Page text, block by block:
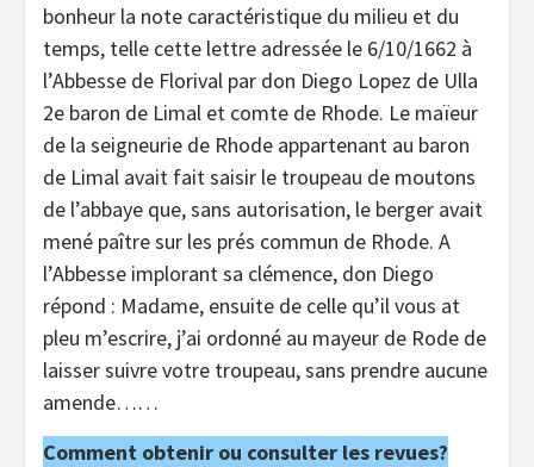
bonheur la note caractéristique du milieu et du
temps, telle cette lettre adressée le 6/10/1662 à
l’Abbesse de Florival par don Diego Lopez de Ulla
2e baron de Limal et comte de Rhode. Le maïeur
de la seigneurie de Rhode appartenant au baron
de Limal avait fait saisir le troupeau de moutons
de l’abbaye que, sans autorisation, le berger avait
mené paître sur les prés commun de Rhode. A
l’Abbesse implorant sa clémence, don Diego
répond : Madame, ensuite de celle qu’il vous at
pleu m’escrire, j’ai ordonné au mayeur de Rode de
laisser suivre votre troupeau, sans prendre aucune
amende……
Comment obtenir ou consulter les revues?